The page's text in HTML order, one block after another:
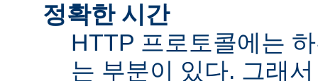
정확한 시간
HTTP 프로토콜에는
는 부분이 있다. 그래